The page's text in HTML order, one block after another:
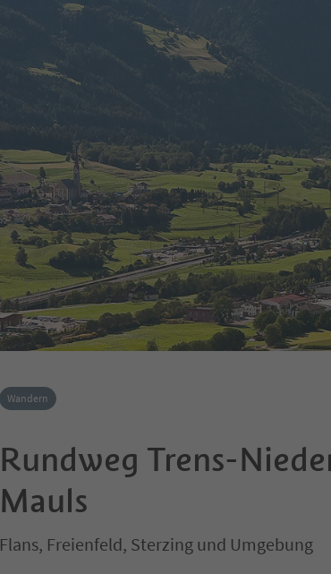
Wandern
Rundweg Trens-
Mauls
Flans, Freienfeld, Sterzing und Umgebung